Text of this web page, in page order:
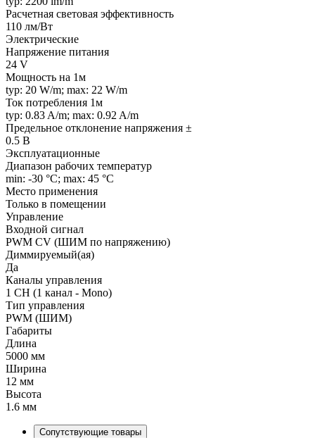
Расчетная световая эффективность
110 лм/Вт
Электрические
Напряжение питания
24 V
Мощность на 1м
typ: 20 W/m; max: 22 W/m
Ток потребления 1м
typ: 0.83 A/m; max: 0.92 A/m
Предельное отклонение напряжения ±
0.5 В
Эксплуатационные
Диапазон рабочих температур
min: -30 °C; max: 45 °C
Место применения
Только в помещении
Управление
Входной сигнал
PWM СV (ШИМ по напряжению)
Диммируемый(ая)
Да
Каналы управления
1 CH (1 канал - Mono)
Тип управления
PWM (ШИМ)
Габариты
Длина
5000 мм
Ширина
12 мм
Высота
1.6 мм
Сопутствующие товары